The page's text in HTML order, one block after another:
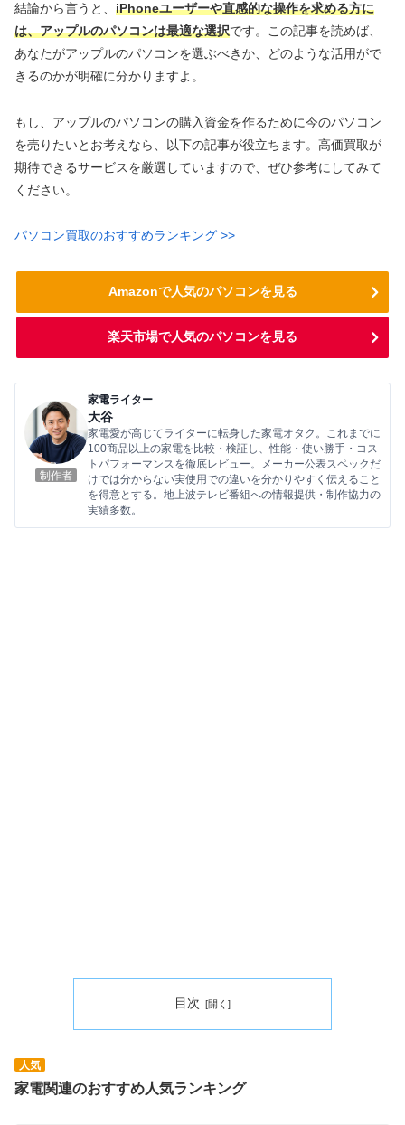
結論から言うと、 iPhoneユーザーや直感的な操作を求める方に
は、アップルのパソコンは最適な選択です。この記事を読めば、
あなたがアップルのパソコンを選ぶべきか、どのような活用がで
きるのかが明確に分かりますよ。
もし、アップルのパソコンの購入資金を作るために今のパソコン
を売りたいとお考えなら、以下の記事が役立ちます。高価買取が
期待できるサービスを厳選していますので、ぜひ参考にしてみて
ください。
パソコン買取のおすすめランキング >>
Amazonで人気のパソコンを見る
楽天市場で人気のパソコンを見る
制作者
家電ライター
大谷
家電愛が高じてライターに転身した家電オタク。これまでに
100商品以上の家電を比較・検証し、性能・使い勝手・コス
トパフォーマンスを徹底レビュー。メーカー公表スペックだ
けでは分からない実使用での違いを分かりやすく伝えること
を得意とする。地上波テレビ番組への情報提供・制作協力の
実績多数。
目次
人気
家電関連のおすすめ人気ランキング